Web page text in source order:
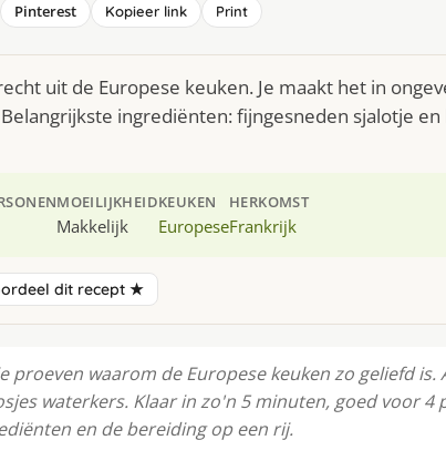
Pinterest Kopieer link Print
uit de Europese keuken. Je maakt het in
ingrediënten: fijngesneden sjalotje
MOEILIJKHEID
Makkelijk
KEUKEN
Europese
HERKOMST
Frankrijk
dit recept ★
proeven waarom de Europese keuken zo geliefd is.
waterkers. Klaar in zo'n 5 minuten, goed voor 4
en de bereiding op een rij.